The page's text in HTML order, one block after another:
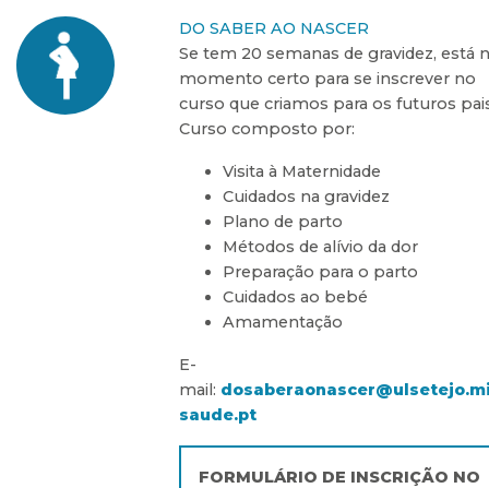
DO SABER AO NASCER
Se tem 20 semanas de gravidez, está
momento certo para se inscrever no
curso que criamos para os futuros
Curso composto por:
Visita à Maternidade
Cuidados na gravidez
Plano de parto
Métodos de alívio da dor
Preparação para o parto
Cuidados ao bebé
Amamentação
E-
mail:
saude.pt
FORMULÁRIO DE INSCRIÇÃO NO